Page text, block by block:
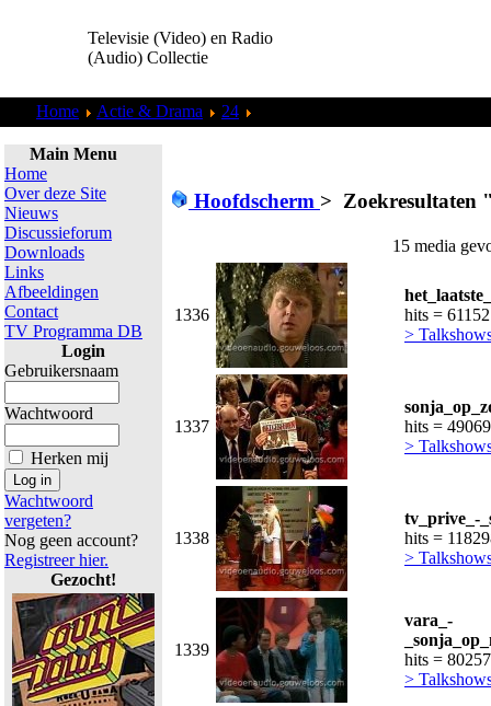
Televisie (Video) en Radio
(Audio) Collectie
Home Actie & Drama 24
Main Menu
Home
Over deze Site
Nieuws
Discussieforum
Downloads
Links
Afbeeldingen
Contact
TV Programma DB
Login
Gebruikersnaam
Wachtwoord
Herken mij
Wachtwoord
vergeten?
Nog geen account?
Registreer hier.
Gezocht!
Hoofdscherm > Zoekresultaten
15 media
1336
hits = 61152
>
1337
hits = 49069
>
1338
tv_prive_-
hits =
>
1339
vara_-
hits = 80257
>